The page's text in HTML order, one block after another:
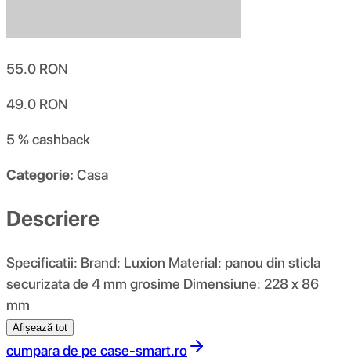
55.0 RON
49.0 RON
5 %cashback
Categorie: Casa
Descriere
Specificatii: Brand: Luxion Material: panou din sticla
securizata de 4 mm grosime Dimensiune: 228 x 86
mm
Afișează tot
cumpara de pe case-smart.ro